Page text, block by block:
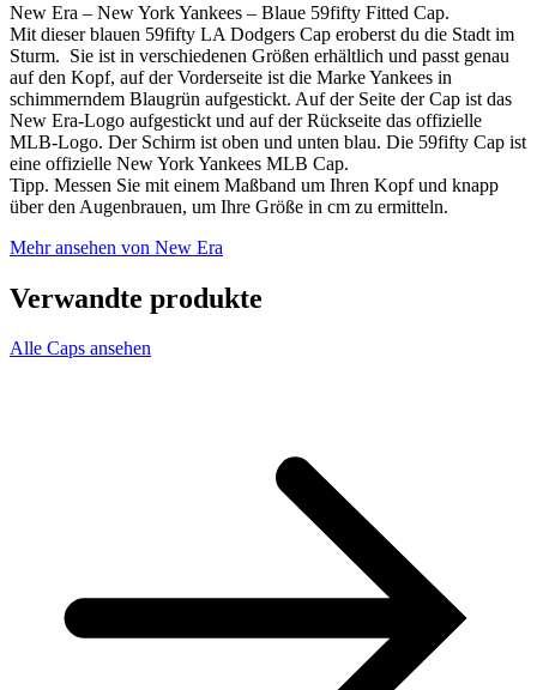
New Era – New York Yankees – Blaue 59fifty Fitted Cap.
Mit dieser blauen 59fifty LA Dodgers Cap eroberst du die Stadt im
Sturm. Sie ist in verschiedenen Größen erhältlich und passt genau
auf den Kopf, auf der Vorderseite ist die Marke Yankees in
schimmerndem Blaugrün aufgestickt. Auf der Seite der Cap ist das
New Era-Logo aufgestickt und auf der Rückseite das offizielle
MLB-Logo. Der Schirm ist oben und unten blau. Die 59fifty Cap ist
eine offizielle New York Yankees MLB Cap.
Tipp. Messen Sie mit einem Maßband um Ihren Kopf und knapp
über den Augenbrauen, um Ihre Größe in cm zu ermitteln.
Mehr ansehen von New Era
Verwandte produkte
Alle Caps ansehen